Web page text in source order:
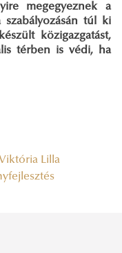
megegyeznek a
túl ki
közigazgatást,
térben is védi, ha
Lilla